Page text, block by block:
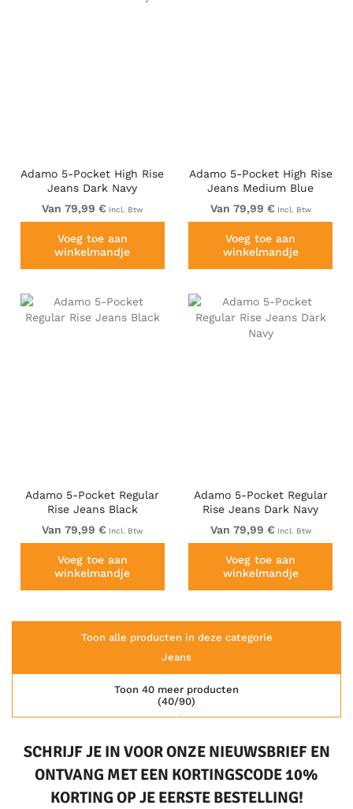
Adamo 5-Pocket High Rise
Jeans Dark Navy
Van 79,99 € Incl. Btw
Voeg toe aan
winkelmandje
Adamo 5-Pocket High Rise
Jeans Medium Blue
Van 79,99 € Incl. Btw
Voeg toe aan
winkelmandje
Adamo 5-Pocket Regular
Rise Jeans Black
Van 79,99 € Incl. Btw
Voeg toe aan
winkelmandje
Adamo 5-Pocket Regular
Rise Jeans Dark Navy
Van 79,99 € Incl. Btw
Voeg toe aan
winkelmandje
Toon alle producten in deze categorie
Jeans
(40/90)
Toon 40 meer producten
SCHRIJF JE IN VOOR ONZE NIEUWSBRIEF EN
ONTVANG MET EEN KORTINGSCODE 10%
KORTING OP JE EERSTE BESTELLING!